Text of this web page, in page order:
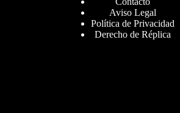
Aviso Legal
Política de Privacidad
Derecho de Réplica